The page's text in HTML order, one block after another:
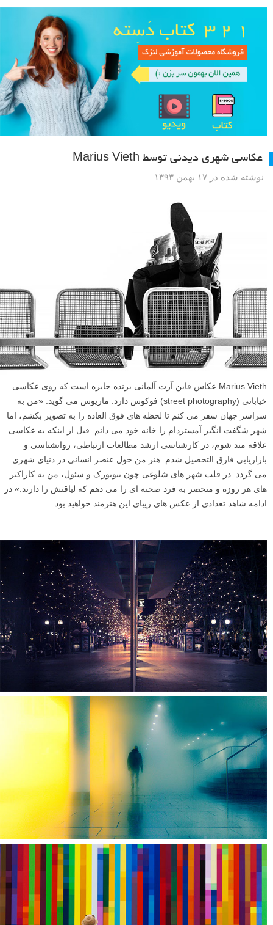
عکاسی شهری دیدنی توسط Marius Vieth
نوشته شده در ۱۷ بهمن ۱۳۹۳
Marius Vieth عکاس فاین آرت آلمانی برنده جایزه است که روی عکاسی
خیابانی (street photography) فوکوس دارد. ماریوس می گوید: «من به
سراسر جهان سفر می کنم تا لحظه های فوق العاده را به تصویر بکشم، اما
شهر شگفت انگیز آمستردام را خانه خود می دانم. قبل از اینکه به عکاسی
علاقه مند شوم، در کارشناسی ارشد مطالعات ارتباطی، روانشناسی و
بازاریابی فارق التحصیل شدم. هنر من حول عنصر انسانی در دنیای شهری
می گردد. در قلب شهر های شلوغی چون نیویورک و سئول، من به کاراکتر
های هر روزه و منحصر به فرد صحنه ای را می دهم که لیاقتش را دارند.» در
ادامه شاهد تعدادی از عکس های زیبای این هنرمند خواهید بود.